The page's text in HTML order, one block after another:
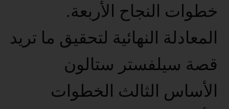
خطوات النجاح الأربعة.
المعادلة النهائية لتحقيق ما تريد
قصة سيلفستر ستالون
الأساس الثالث الخطوات